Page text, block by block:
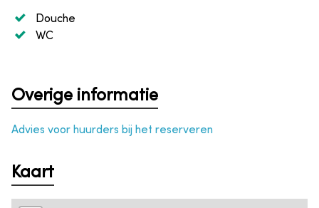
Douche
WC
Overige informatie
Advies voor huurders bij het reserveren
Kaart